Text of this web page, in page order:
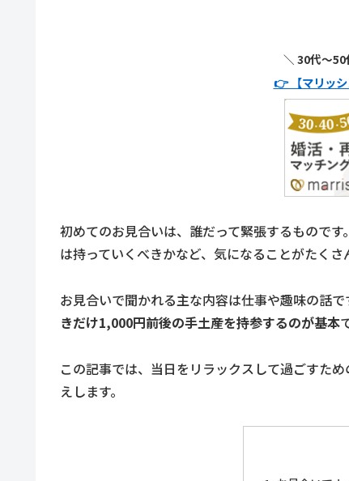
＼ 30代〜
👉 【マリッ
初めてのお見合いは、誰だって緊張するもので
は持っていくべきかなど、気になることがたくさ
お見合いで聞かれる主な内容は仕事や趣味の話
きだけ1,000円前後の手土産を持参するのが基本
この記事では、当日をリラックスして過ごすた
えします。